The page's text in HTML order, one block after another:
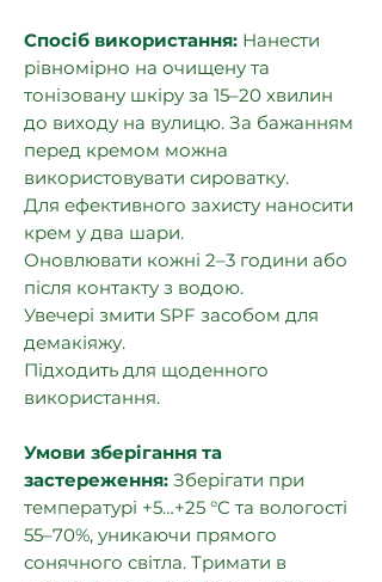
Спосіб використання: Нанести
рівномірно на очищену та
тонізовану шкіру за 15–20 хвилин
до виходу на вулицю. За бажанням
перед кремом можна
використовувати сироватку.
Для ефективного захисту наносити
крем у два шари.
Оновлювати кожні 2–3 години або
після контакту з водою.
Увечері змити SPF засобом для
демакіяжу.
Підходить для щоденного
використання.
Умови зберігання та
застереження: Зберігати при
температурі +5…+25 °C та вологості
55–70%, уникаючи прямого
сонячного світла. Тримати в